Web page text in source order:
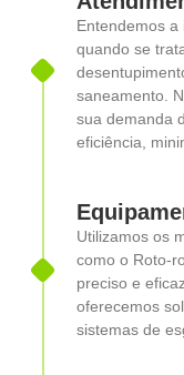
Entendemos
quando se
saneamento.
sua demanda
eficiência,
Utilizamos os
como o Roto-
preciso e
oferecemos
sistemas de